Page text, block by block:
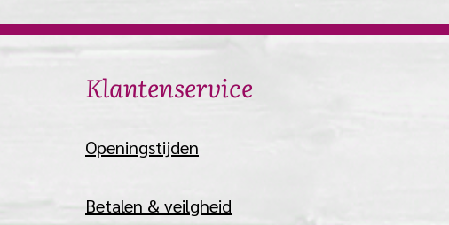
​Klantenservice
​Openingstijden
Betalen & veilgheid